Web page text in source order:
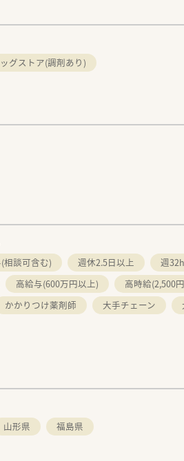
グストア(調剤あり)
相談可含む) 週休2.5日以上 週
高給与(600万円以上) 高時給(2,500
かかりつけ薬剤師 大手チェーン
山形県 福島県